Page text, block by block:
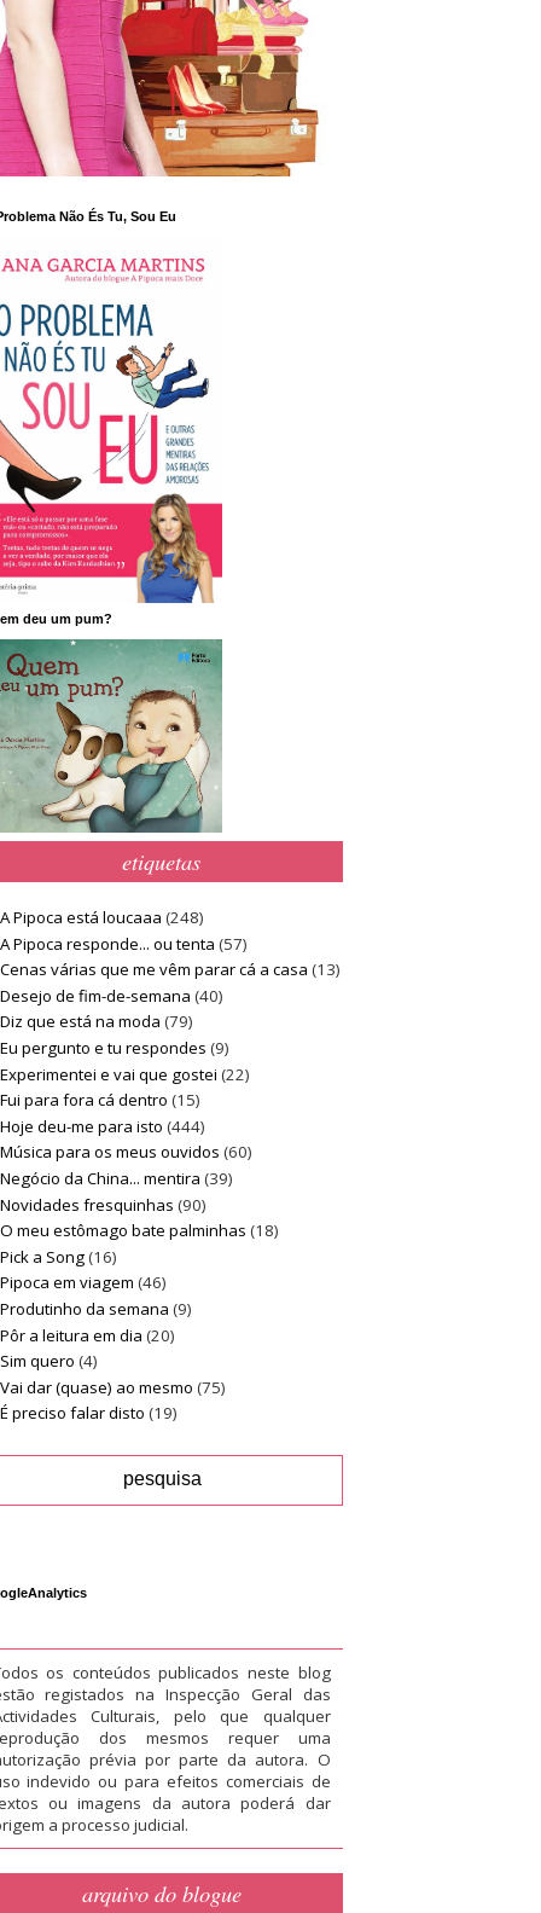
Não És Tu, Sou Eu
deu um pum?
etiquetas
A Pipoca está loucaaa (248)
A Pipoca responde... ou tenta (57)
Cenas várias que me vêm parar cá a casa (13)
Desejo de fim-de-semana (40)
Diz que está na moda (79)
Eu pergunto e tu respondes (9)
Experimentei e vai que gostei (22)
Fui para fora cá dentro (15)
Hoje deu-me para isto (444)
Música para os meus ouvidos (60)
Negócio da China... mentira (39)
Novidades fresquinhas (90)
O meu estômago bate palminhas (18)
Pick a Song(16)
Pipoca em viagem (46)
Produtinho da semana (9)
Pôr a leitura em dia (20)
Sim quero (4)
Vai dar (quase) ao mesmo (75)
É preciso falar disto (19)
os conteúdos publicados neste blog
registados na Inspecção Geral das
Culturais, pelo que qualquer
dos mesmos requer uma
prévia por parte da autora. O
indevido ou para efeitos comerciais de
ou imagens da autora poderá dar
a processo judicial.
arquivo do blogue